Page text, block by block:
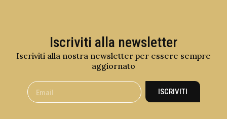
Iscriviti alla newsletter
Iscriviti alla nostra newsletter per essere sempre
aggiornato
ISCRIVITI